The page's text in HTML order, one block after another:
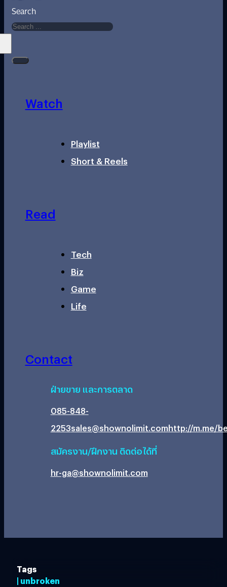
Search
Watch
Playlist
Short & Reels
Read
Tech
Biz
Game
Life
Contact
ฝ่ายขาย และการตลาด
085-848-
2253sales@shownolimit.comhttp://m.me/
สมัครงาน/ฝึกงาน ติดต่อได้ที่
hr-ga@shownolimit.com
Tags
| unbroken